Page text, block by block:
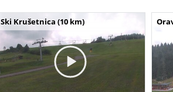
Ski Krušetnica (10 km)